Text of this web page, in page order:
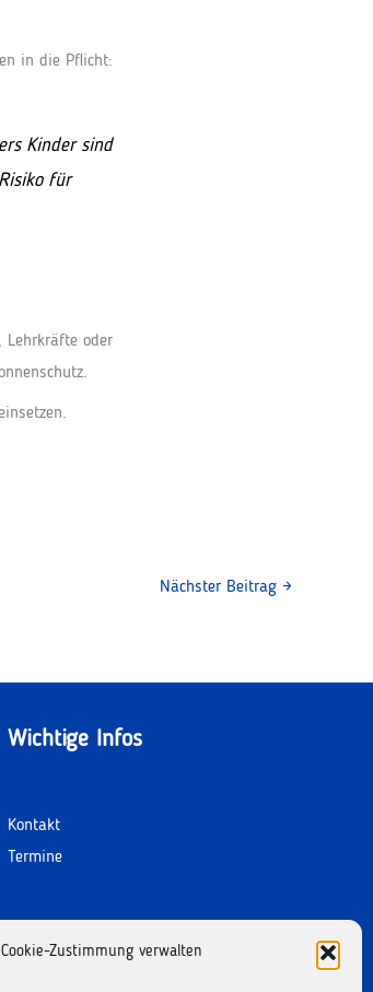
Cookie-Zustimmung verwalten
in die Pflicht:
Kinder sind
für
Lehrkräfte oder
Nächster Beitrag →
Wichtige Infos
Kontakt
Termine